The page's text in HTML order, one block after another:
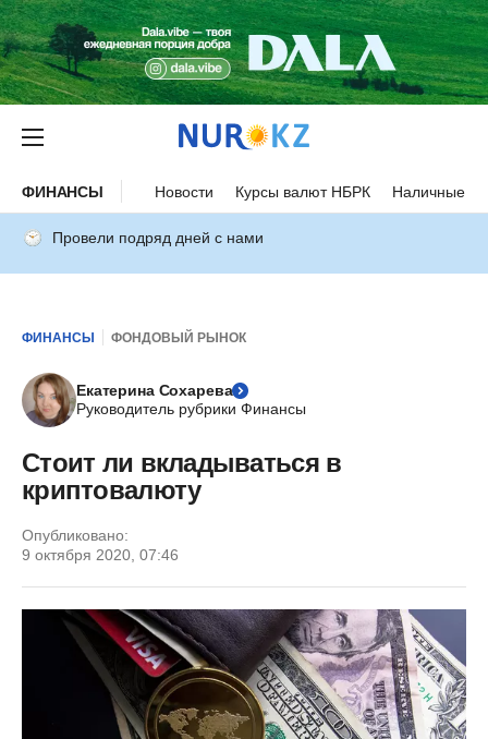
ФИНАНСЫ Новости Курсы валют НБРК Наличные
Провели подряд дней с нами
ФИНАНСЫ ФОНДОВЫЙ РЫНОК
Екатерина Сохарева
Руководитель рубрики Финансы
Стоит ли вкладываться в
криптовалюту
Опубликовано:
9 октября 2020, 07:46